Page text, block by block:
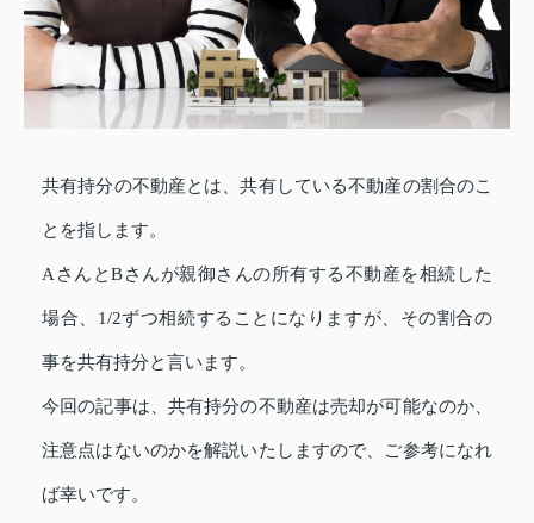
共有持分の不動産とは、共有している不動産の割合のこ
とを指します。
AさんとBさんが親御さんの所有する不動産を相続した
場合、1/2ずつ相続することになりますが、その割合の
事を共有持分と言います。
今回の記事は、共有持分の不動産は売却が可能なのか、
注意点はないのかを解説いたしますので、ご参考になれ
ば幸いです。